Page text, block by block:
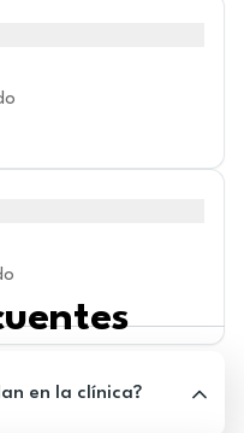
en la clínica?